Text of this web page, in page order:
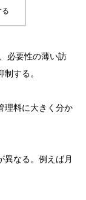
必要性の薄い訪
する。
理料に大きく分か
異なる。例えば月